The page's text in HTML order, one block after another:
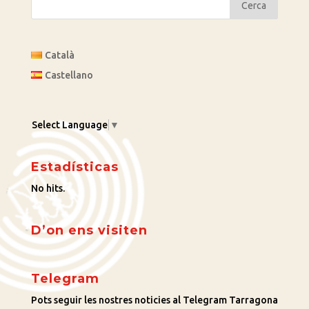
Català
Castellano
Select Language ▼
Estadísticas
No hits.
D’on ens visiten
Telegram
Pots seguir les nostres noticies al Telegram Tarragona